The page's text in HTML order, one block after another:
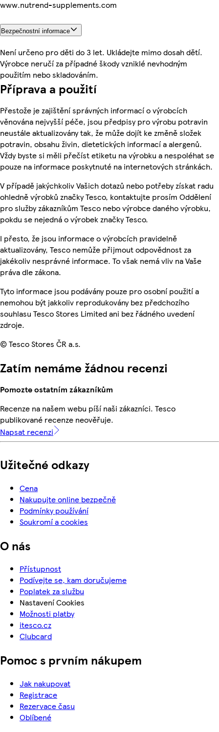
www.nutrend-supplements.com
Bezpečnostní informace
Není určeno pro děti do 3 let. Ukládejte mimo dosah dětí.
Výrobce neručí za případné škody vzniklé nevhodným
použitím nebo skladováním.
Příprava a použití
Přestože je zajištění správných informací o výrobcích
věnována nejvyšší péče, jsou předpisy pro výrobu potravin
neustále aktualizovány tak, že může dojít ke změně složek
potravin, obsahu živin, dietetických informací a alergenů.
Vždy byste si měli přečíst etiketu na výrobku a nespoléhat se
pouze na informace poskytnuté na internetových stránkách.
V případě jakýchkoliv Vašich dotazů nebo potřeby získat radu
ohledně výrobků značky Tesco, kontaktujte prosím Oddělení
pro služby zákazníkům Tesco nebo výrobce daného výrobku,
pokdu se nejedná o výrobek značky Tesco.
I přesto, že jsou informace o výrobcích pravidelně
aktualizovány, Tesco nemůže přijmout odpovědnost za
jakékoliv nesprávné informace. To však nemá vliv na Vaše
práva dle zákona.
Tyto informace jsou podávány pouze pro osobní použití a
nemohou být jakkoliv reprodukovány bez předchozího
souhlasu Tesco Stores Limited ani bez řádného uvedení
zdroje.
© Tesco Stores ČR a.s.
Zatím nemáme žádnou recenzi
Pomozte ostatním zákazníkům
Recenze na našem webu píší naši zákazníci. Tesco
publikované recenze neověřuje.
Napsat recenzi
Užitečné odkazy
Cena
Nakupujte online bezpečně
Podmínky používání
Soukromí a cookies
O nás
Přístupnost
Podívejte se, kam doručujeme
Poplatek za službu
Nastavení Cookies
Možnosti platby
itesco.cz
Clubcard
Pomoc s prvním nákupem
Jak nakupovat
Registrace
Rezervace času
Oblíbené